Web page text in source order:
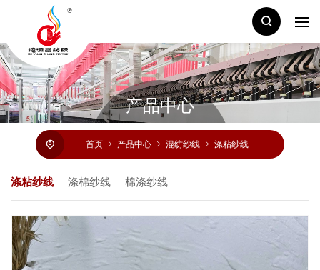
产品中心
首页 产品中心 混纺纱线 涤粘纱线
涤粘纱线 涤棉纱线 棉涤纱线